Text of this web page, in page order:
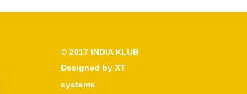
© 2017 INDIA KLUB
Designed by XT
systems